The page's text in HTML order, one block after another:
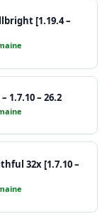
[1.19.4 –
1.7.10 – 26.2
32x [1.7.10 –